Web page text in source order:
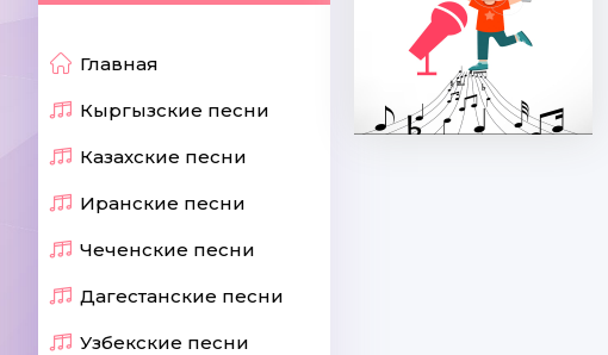
Главная
Кыргызские песни
Казахские песни
Иранские песни
Чеченские песни
Дагестанские песни
Узбекские песни